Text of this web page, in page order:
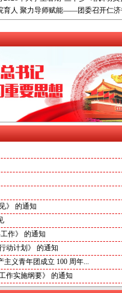
育人 聚力导师赋能——团委召开仁济
》 的通知
作》 的通知
动计划》 的通知
义青年团成立 100 周年...
作实施纲要》 的通知